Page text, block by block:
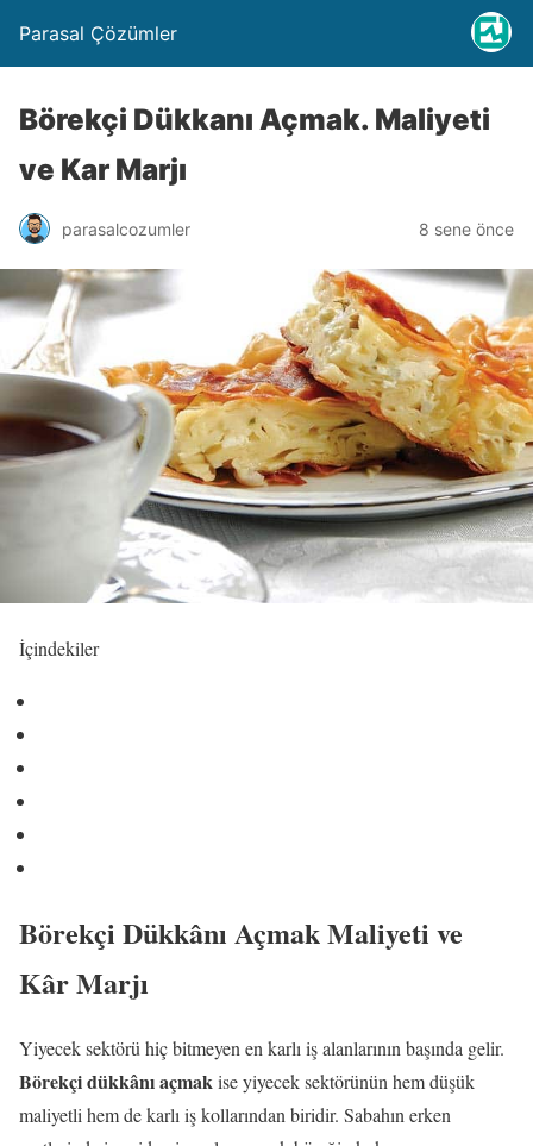
Parasal Çözümler
Börekçi Dükkanı Açmak. Maliyeti
ve Kar Marjı
parasalcozumler 8 sene önce
İçindekiler
Börekçi Dükkânı Açmak Maliyeti ve
Kâr Marjı
Yiyecek sektörü hiç bitmeyen en karlı iş alanlarının başında gelir.
Börekçi dükkânı açmakise yiyecek sektörünün hem düşük
maliyetli hem de karlı iş kollarından biridir. Sabahın erken